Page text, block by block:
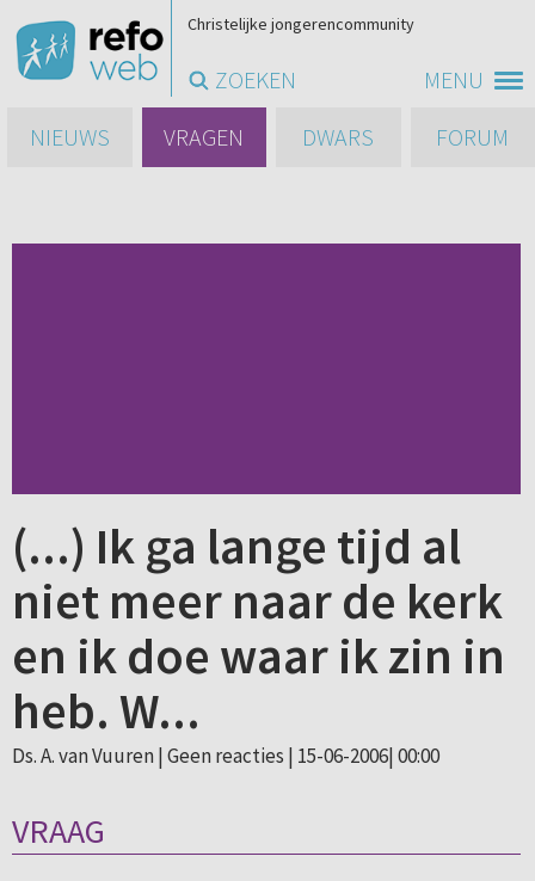
MENU
Christelijke jongerencommunity
ZOEKEN
NIEUWS
VRAGEN DWARS FORUM
(...) Ik ga lange tijd al
niet meer naar de kerk
en ik doe waar ik zin in
heb. W...
Ds. A. van Vuuren | Geen reacties | 15-06-2006| 00:00
VRAAG